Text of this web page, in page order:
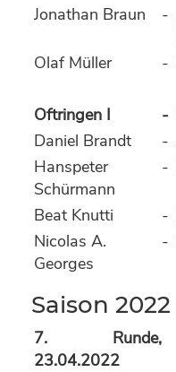
Jonathan Braun
-
Olaf Müller -
Oftringen I -
Daniel Brandt
-
Hanspeter
Schürmann
-
Beat Knutti -
Nicolas A.
Georges
-
Saison 2022
7. Runde,
23.04.2022